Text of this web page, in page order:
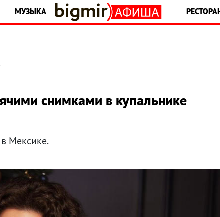
МУЗЫКА
снимками в купальнике
Мексике.